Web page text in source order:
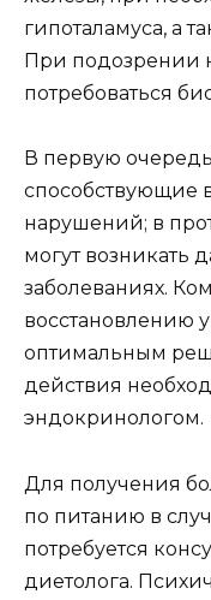
гипоталамуса, а
При подозрении
потребоваться
В первую
способствующие
нарушений; в
могут возникать
заболеваниях.
восстановлению
оптимальным
действия
эндокринологом.
Для получения
по питанию в
потребуется
диетолога.